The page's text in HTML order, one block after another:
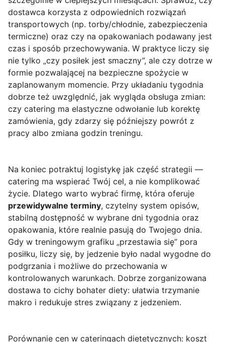
dostawca korzysta z odpowiednich rozwiązań
transportowych (np. torby/chłodnie, zabezpieczenia
termiczne) oraz czy na opakowaniach podawany jest
czas i sposób przechowywania. W praktyce liczy się
nie tylko „czy posiłek jest smaczny”, ale czy dotrze w
formie pozwalającej na bezpieczne spożycie w
zaplanowanym momencie. Przy układaniu tygodnia
dobrze też uwzględnić, jak wygląda obsługa zmian:
czy catering ma elastyczne odwołanie lub korektę
zamówienia, gdy zdarzy się późniejszy powrót z
pracy albo zmiana godzin treningu.
Na koniec potraktuj logistykę jak część strategii —
catering ma wspierać Twój cel, a nie komplikować
życie. Dlatego warto wybrać firmę, która oferuje
przewidywalne terminy, czytelny system opisów,
stabilną dostępność w wybrane dni tygodnia oraz
opakowania, które realnie pasują do Twojego dnia.
Gdy w treningowym grafiku „przestawia się” pora
posiłku, liczy się, by jedzenie było nadal wygodne do
podgrzania i możliwe do przechowania w
kontrolowanych warunkach. Dobrze zorganizowana
dostawa to cichy bohater diety: ułatwia trzymanie
makro i redukuje stres związany z jedzeniem.
Porównanie cen w cateringach dietetycznych: koszt